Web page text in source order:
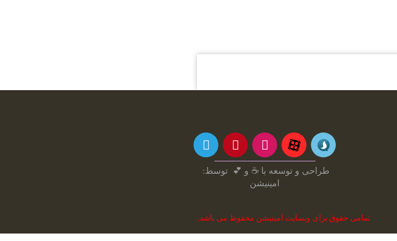
طراحی و توسعه با ☕ و 💕 توسط:
امینیشن
تمامی حقوق برای وبسایت امینیشن محفوظ می باشد.